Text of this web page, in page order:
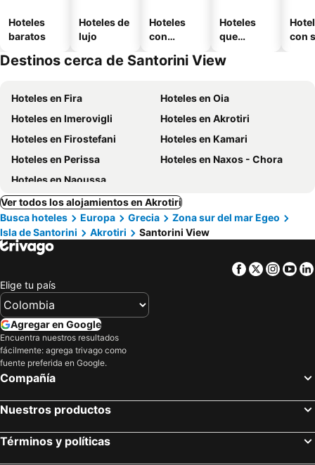
Hoteles
baratos
Hoteles de
lujo
Hoteles
con
Hoteles
que
mascotas
con
Destinos cerca de Santorini View
Hoteles en Fira
Hoteles en Oia
Hoteles en Imerovigli
Hoteles en Akrotiri
Hoteles en Firostefani
Hoteles en Kamari
Hoteles en Perissa
Hoteles en Naxos - Chora
Hoteles en Naoussa
Ver todos los alojamientos en Akrotiri
Busca hoteles
Europa Grecia
Zona sur del mar Egeo
Isla de Santorini
Akrotiri Santorini View
Facebook
Twitter
Elige tu país
Agregar en Google
Encuentra nuestros resultados
fácilmente: agrega trivago como
fuente preferida en Google.
Compañía
Nuestros productos
Términos y políticas